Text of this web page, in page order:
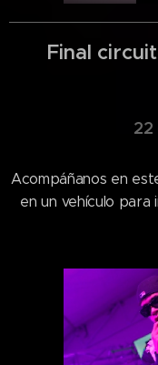
Final
22
Acompáñanos en
en un vehículo para